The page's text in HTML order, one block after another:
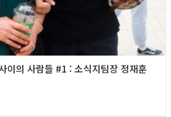
이의 사람들 #1 : 소식지팀장 정재훈